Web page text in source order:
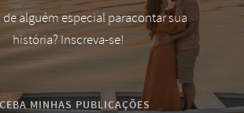
alguém especial paracontar sua
história? Inscreva-se!
MINHAS PUBLICAÇÕES